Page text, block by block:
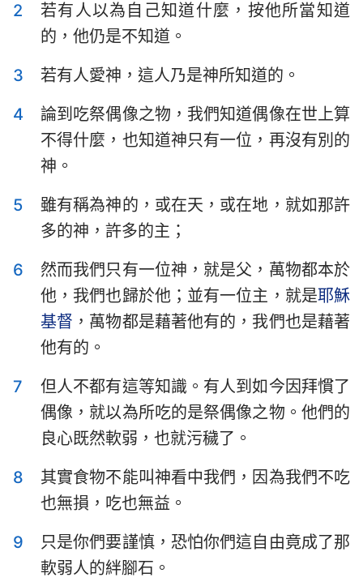
希伯來書
約翰三書 猶大書
啟示錄
2
若有人以為自己知道什麼，按他所當知道
的，他仍是不知道。
3
若有人愛神，這人乃是神所知道的。
4
論到吃祭偶像之物，我們知道偶像在世上算
不得什麼，也知道神只有一位，再沒有別的
神。
5
雖有稱為神的，或在天，或在地，就如那許
多的神，許多的主；
6
然而我們只有一位神，就是父，萬物都本於
他，我們也歸於他；並有一位主，就是耶穌
基督 ，萬物都是藉著他有的，我們也是藉著
他有的。
7
但人不都有這等知識。有人到如今因拜慣了
偶像，就以為所吃的是祭偶像之物。他們的
良心既然軟弱，也就污穢了。
8
其實食物不能叫神看中我們，因為我們不吃
也無損，吃也無益。
9
只是你們要謹慎，恐怕你們這自由竟成了那
軟弱人的絆腳石。